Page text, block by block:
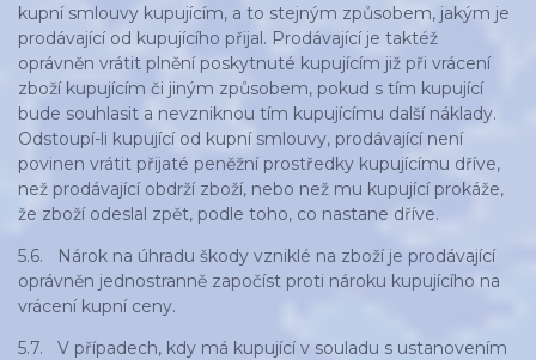
kupní smlouvy kupujícím, a to stejným způsobem, jakým je
prodávající od kupujícího přijal. Prodávající je taktéž
oprávněn vrátit plnění poskytnuté kupujícím již při vrácení
zboží kupujícím či jiným způsobem, pokud s tím kupující
bude souhlasit a nevzniknou tím kupujícímu další náklady.
Odstoupí-li kupující od kupní smlouvy, prodávající není
povinen vrátit přijaté peněžní prostředky kupujícímu dříve,
než prodávající obdrží zboží, nebo než mu kupující prokáže,
že zboží odeslal zpět, podle toho, co nastane dříve.
5.6. Nárok na úhradu škody vzniklé na zboží je prodávající
oprávněn jednostranně započíst proti nároku kupujícího na
vrácení kupní ceny.
5.7. V případech, kdy má kupující v souladu s ustanovením